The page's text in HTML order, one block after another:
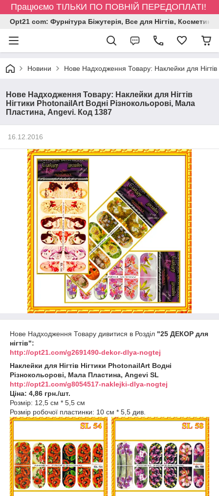
Працюємо ТІЛЬКИ ПО ПОВНІЙ ПЕРЕДОПЛАТІ!
Opt21 com: Фурнітура Біжутерія, Все для Нігтів, Косметика
Новини Нове Надходження Товару: Наклейки для
Нове Надходження Товару: Наклейки для Нігтів
Нігтики PhotonailArt Водні Різнокольорові, Мала
Пластина, Angevi. Код 1387
16.12.2016
Нове Надходження Товару дивитися в Розділ "25 ДЕКОР для
нігтів":
http://opt21.com/g2691490-dekor-dlya-nogtej
Наклейки для Нігтів Нігтики PhotonailArt Водні
Різнокольорові, Мала Пластина, Angevi SL
http://opt21.com/g8054517-naklejki-dlya-nogtej
Ціна: 4,86 грн./шт.
Розмір: 12,5 см * 5,5 см
Розмір робочої пластинки: 10 см * 5,5 див.